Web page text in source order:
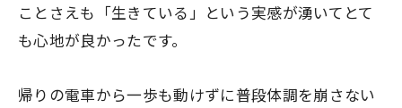
ことさえも「生きている」という実感が湧いてとて
も心地が良かったです。
帰りの電車から一歩も動けずに普段体調を崩さない